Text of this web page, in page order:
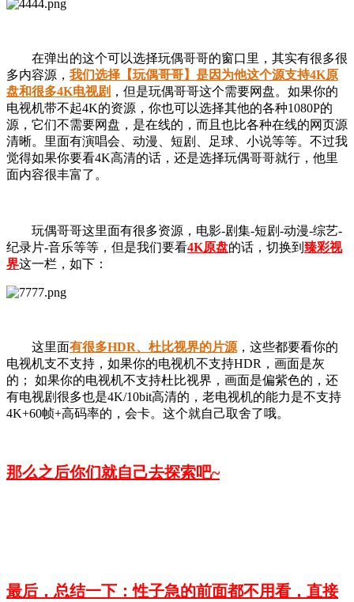
在弹出的这个可以选择玩偶哥哥的窗口里，其实有很多很
多内容源， 我们选择【玩偶哥哥】是因为他这个源支持4K原
盘和很多4K电视剧 ，但是玩偶哥哥这个需要网盘。如果你的
电视机带不起4K的资源，你也可以选择其他的各种1080P的
源，它们不需要网盘，是在线的，而且也比各种在线的网页源
清晰。里面有演唱会、动漫、短剧、足球、小说等等。不过我
觉得如果你要看4K高清的话，还是选择玩偶哥哥就行，他里
面内容很丰富了。
玩偶哥哥这里面有很多资源，电影-剧集-短剧-动漫-综艺-
纪录片-音乐等等，但是我们要看4K原盘的话，切换到 臻彩视
界这一栏，如下：
这里面有很多HDR、杜比视界的片源 ，这些都要看你的
电视机支不支持，如果你的电视机不支持HDR，画面是灰
的； 如果你的电视机不支持杜比视界，画面是偏紫色的，还
有电视剧很多也是4K/10bit高清的，老电视机的能力是不支持
4K+60帧+高码率的，会卡。这个就自己取舍了哦。
那么之后你们就自己去探索吧~
最后，总结一下：性子急的前面都不用看，直接